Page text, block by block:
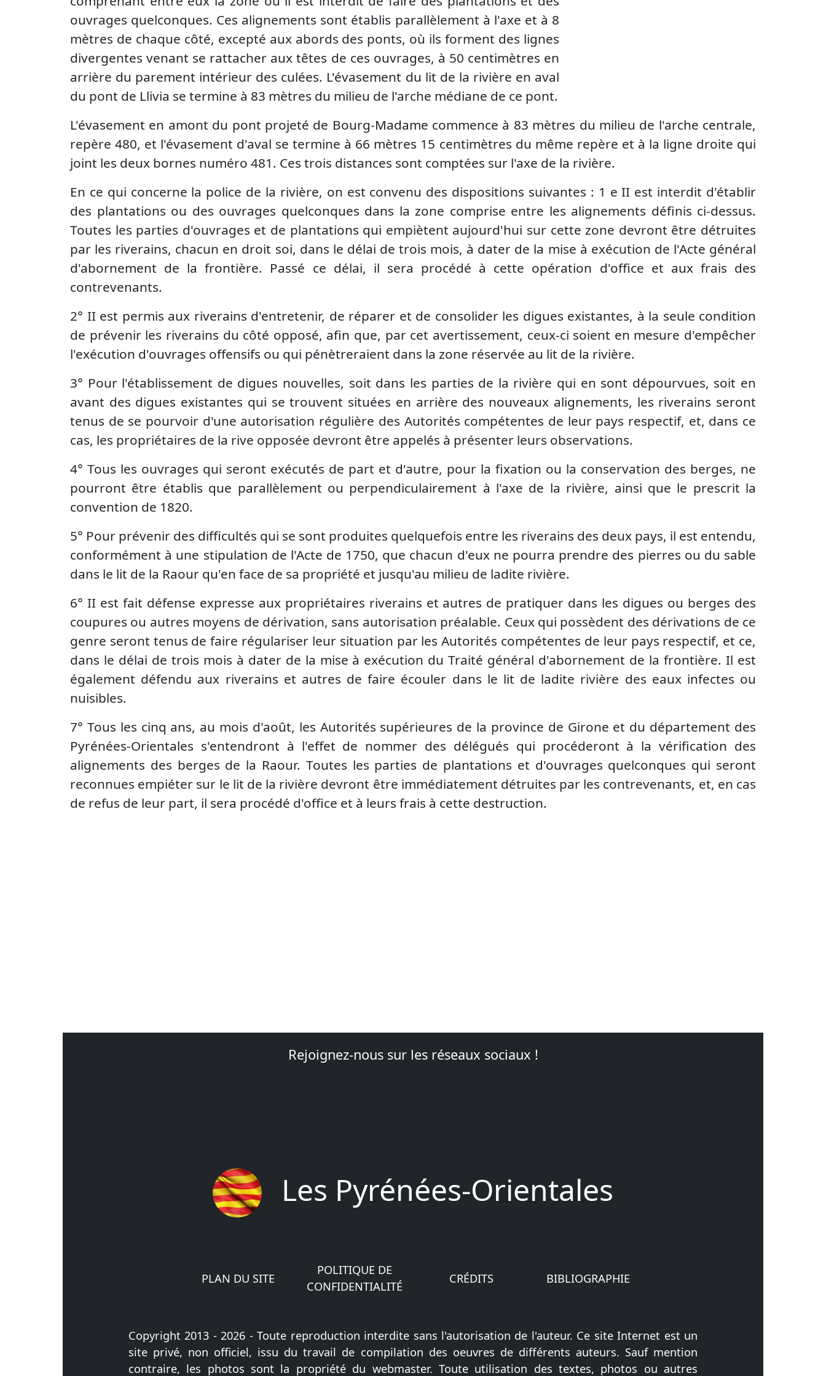
ouvrages quelconques. Ces alignements sont établis parallèlement à l'axe et à 8
mètres de chaque côté, excepté aux abords des ponts, où ils forment des lignes
divergentes venant se rattacher aux têtes de ces ouvrages, à 50 centimètres en
arrière du parement intérieur des culées. L'évasement du lit de la rivière en aval
du pont de Llivia se termine à 83 mètres du milieu de l'arche médiane de ce pont.
L'évasement en amont du pont projeté de Bourg-Madame commence à 83 mètres du milieu de l'arche centrale,
repère 480, et l'évasement d'aval se termine à 66 mètres 15 centimètres du même repère et à la ligne droite qui
joint les deux bornes numéro 481. Ces trois distances sont comptées sur l'axe de la rivière.
En ce qui concerne la police de la rivière, on est convenu des dispositions suivantes : 1 e II est interdit d'établir
des plantations ou des ouvrages quelconques dans la zone comprise entre les alignements définis ci-dessus.
Toutes les parties d'ouvrages et de plantations qui empiètent aujourd'hui sur cette zone devront être détruites
par les riverains, chacun en droit soi, dans le délai de trois mois, à dater de la mise à exécution de l'Acte général
d'abornement de la frontière. Passé ce délai, il sera procédé à cette opération d'office et aux frais des
contrevenants.
2° II est permis aux riverains d'entretenir, de réparer et de consolider les digues existantes, à la seule condition
de prévenir les riverains du côté opposé, afin que, par cet avertissement, ceux-ci soient en mesure d'empêcher
l'exécution d'ouvrages offensifs ou qui pénètreraient dans la zone réservée au lit de la rivière.
3° Pour l'établissement de digues nouvelles, soit dans les parties de la rivière qui en sont dépourvues, soit en
avant des digues existantes qui se trouvent situées en arrière des nouveaux alignements, les riverains seront
tenus de se pourvoir d'une autorisation régulière des Autorités compétentes de leur pays respectif, et, dans ce
cas, les propriétaires de la rive opposée devront être appelés à présenter leurs observations.
4° Tous les ouvrages qui seront exécutés de part et d'autre, pour la fixation ou la conservation des berges, ne
pourront être établis que parallèlement ou perpendiculairement à l'axe de la rivière, ainsi que le prescrit la
convention de 1820.
5° Pour prévenir des difficultés qui se sont produites quelquefois entre les riverains des deux pays, il est entendu,
conformément à une stipulation de l'Acte de 1750, que chacun d'eux ne pourra prendre des pierres ou du sable
dans le lit de la Raour qu'en face de sa propriété et jusqu'au milieu de ladite rivière.
6° II est fait défense expresse aux propriétaires riverains et autres de pratiquer dans les digues ou berges des
coupures ou autres moyens de dérivation, sans autorisation préalable. Ceux qui possèdent des dérivations de ce
genre seront tenus de faire régulariser leur situation par les Autorités compétentes de leur pays respectif, et ce,
dans le délai de trois mois à dater de la mise à exécution du Traité général d'abornement de la frontière. Il est
également défendu aux riverains et autres de faire écouler dans le lit de ladite rivière des eaux infectes ou
nuisibles.
7° Tous les cinq ans, au mois d'août, les Autorités supérieures de la province de Girone et du département des
Pyrénées-Orientales s'entendront à l'effet de nommer des délégués qui procéderont à la vérification des
alignements des berges de la Raour. Toutes les parties de plantations et d'ouvrages quelconques qui seront
reconnues empiéter sur le lit de la rivière devront être immédiatement détruites par les contrevenants, et, en cas
de refus de leur part, il sera procédé d'office et à leurs frais à cette destruction.
Rejoignez-nous sur les réseaux sociaux !
Les Pyrénées-Orientales
PLAN DU SITE
POLITIQUE DE
CONFIDENTIALITÉ
CRÉDITS BIBLIOGRAPHIE
Copyright 2013 - 2026 - Toute reproduction interdite sans l'autorisation de l'auteur. Ce site Internet est un
site privé, non officiel, issu du travail de compilation des oeuvres de différents auteurs. Sauf mention
contraire, les photos sont la propriété du webmaster. Toute utilisation des textes, photos ou autres